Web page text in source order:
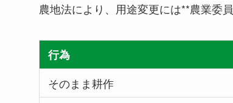
農地法により、用途変更には**農業委
行為
そのまま耕作